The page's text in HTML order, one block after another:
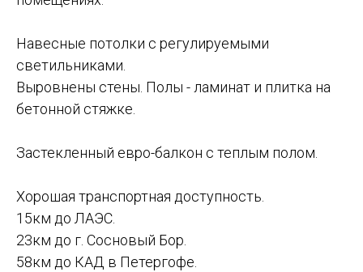
Навесные потолки с регулируемыми
светильниками.
Выровнены стены. Полы - ламинат и плитка на
бетонной стяжке.
Застекленный евро-балкон с теплым полом.
Хорошая транспортная доступность.
15км до ЛАЭС.
23км до г. Сосновый Бор.
58км до КАД в Петергофе.